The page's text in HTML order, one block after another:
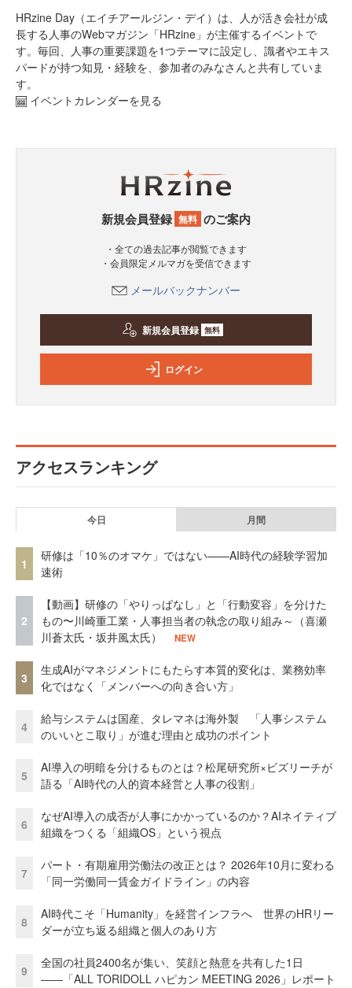
HRzine Day（エイチアールジン・デイ）は、人が活き会社が成
長する人事のWebマガジン「HRzine」が主催するイベントで
す。毎回、人事の重要課題を1つテーマに設定し、識者やエキス
パードが持つ知見・経験を、参加者のみなさんと共有していま
す。
イベントカレンダーを見る
新規会員登録 無料 のご案内
・全ての過去記事が閲覧できます
・会員限定メルマガを受信できます
メールバックナンバー
新規会員登録 無料
ログイン
アクセスランキング
今日 月間
1
研修は「10％のオマケ」ではない——AI時代の経験学習加
速術
2
【動画】研修の「やりっぱなし」と「行動変容」を分けた
もの〜川崎重工業・人事担当者の執念の取り組み～（喜瀬
川蒼太氏・坂井風太氏）
NEW
3
生成AIがマネジメントにもたらす本質的変化は、業務効率
化ではなく「メンバーへの向き合い方」
4
給与システムは国産、タレマネは海外製 「人事システム
のいいとこ取り」が進む理由と成功のポイント
5
AI導入の明暗を分けるものとは？松尾研究所×ビズリーチが
語る「AI時代の人的資本経営と人事の役割」
6
なぜAI導入の成否が人事にかかっているのか？AIネイティブ
組織をつくる「組織OS」という視点
7
パート・有期雇用労働法の改正とは？ 2026年10月に変わる
「同一労働同一賃金ガイドライン」の内容
8
AI時代こそ「Humanity」を経営インフラへ 世界のHRリー
ダーが立ち返る組織と個人のあり方
9
全国の社員2400名が集い、笑顔と熱意を共有した1日
――「ALL TORIDOLL ハピカン MEETING 2026」レポート